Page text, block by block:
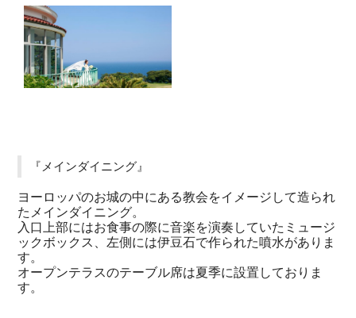
『メインダイニング』
ヨーロッパのお城の中にある教会をイメージして造られ
たメインダイニング。
入口上部にはお食事の際に音楽を演奏していたミュージ
ックボックス、左側には伊豆石で作られた噴水がありま
す。
オープンテラスのテーブル席は夏季に設置しておりま
す。